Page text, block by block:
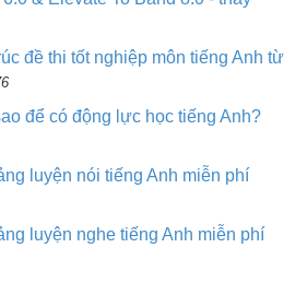
đề thi tốt nghiệp môn tiếng Anh từ
để có động lực học tiếng Anh?
luyện nói tiếng Anh miễn phí
luyện nghe tiếng Anh miễn phí